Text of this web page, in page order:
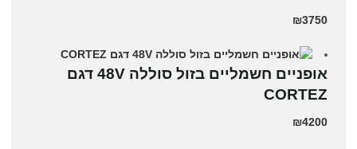
₪3750
אופניים חשמליים בזול סוללה 48V דגם
CORTEZ
₪4200